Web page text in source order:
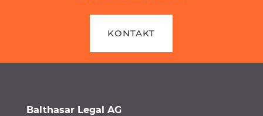
KONTAKT
Balthasar Legal AG